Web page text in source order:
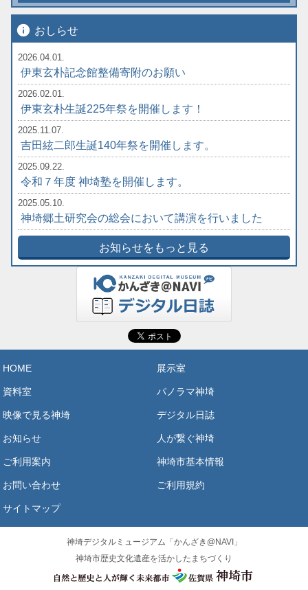
info おしらせ
2026.04.01.
伊東玄朴記念館整備寄附のお願い
2026.02.01.
伊東玄朴生誕225年祭を開催します！
2025.11.07.
吉田絃二郎生誕140年祭を開催します。
2025.09.22.
令和７年度 神埼塾を開催します。
2025.05.10.
神埼郷土研究会の総会において講演を行いました
お知らせをもっと見る
HOME 展示室
資料室 パノラマ神埼
映像で見る神埼 デジタル日誌
お知らせ 人が繋ぐ神埼
ご利用案内 神埼市基本情報
お問い合わせ ご利用規約
サイトマップ
神埼デジタルミュージアム「かんざき@NAVI」
神埼市歴史文化遺産を活かしたまちづくり